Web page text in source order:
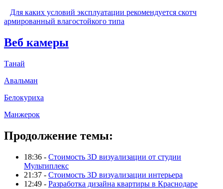
Для каких условий эксплуатации рекомендуется скотч
армированный влагостойкого типа
Веб камеры
Танай
Авальман
Белокуриха
Манжерок
Продолжение темы:
18:36 - Стоимость 3D визуализации от студии
Мультиплекс
21:37 - Стоимость 3D визуализации интерьера
12:49 - Разработка дизайна квартиры в Краснодаре